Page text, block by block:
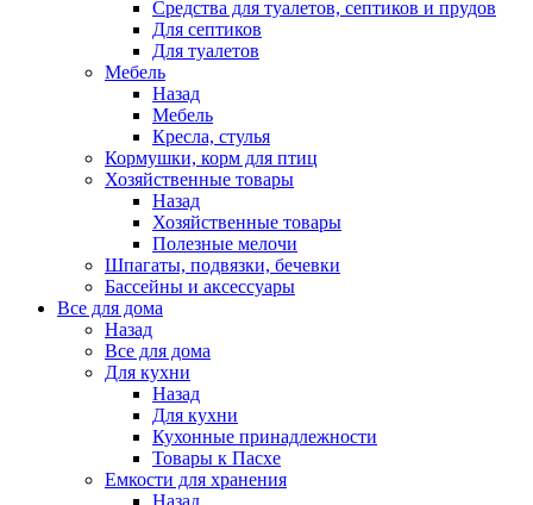
Средства для туалетов, септиков и прудов
Для септиков
Для туалетов
Мебель
Назад
Мебель
Кресла, стулья
Кормушки, корм для птиц
Хозяйственные товары
Назад
Хозяйственные товары
Полезные мелочи
Шпагаты, подвязки, бечевки
Бассейны и аксессуары
Все для дома
Назад
Все для дома
Для кухни
Назад
Для кухни
Кухонные принадлежности
Товары к Пасхе
Емкости для хранения
Назад